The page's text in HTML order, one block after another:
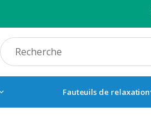
Recherche produit
Fauteuils de relaxation